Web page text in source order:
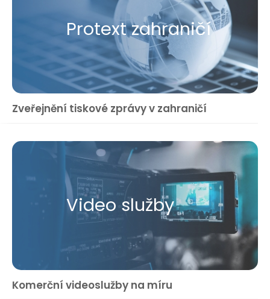
Protext zahraničí
Zveřejnění tiskové zprávy v zahraničí
Video služby
Komerční videoslužby na míru